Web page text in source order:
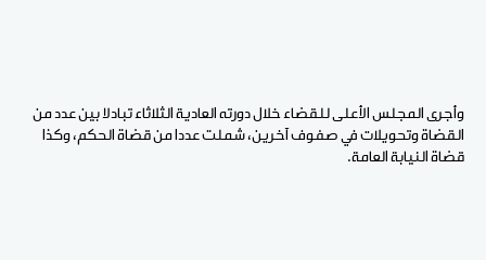
وأجرى المجلس الأعلى للقضاء خلال دورته العادية الثلاثاء تبادلا بين عدد من
القضاة وتحويلات في صفوف آخرين، شملت عددا من قضاة الحكم، وكذا
قضاة النيابة العامة.